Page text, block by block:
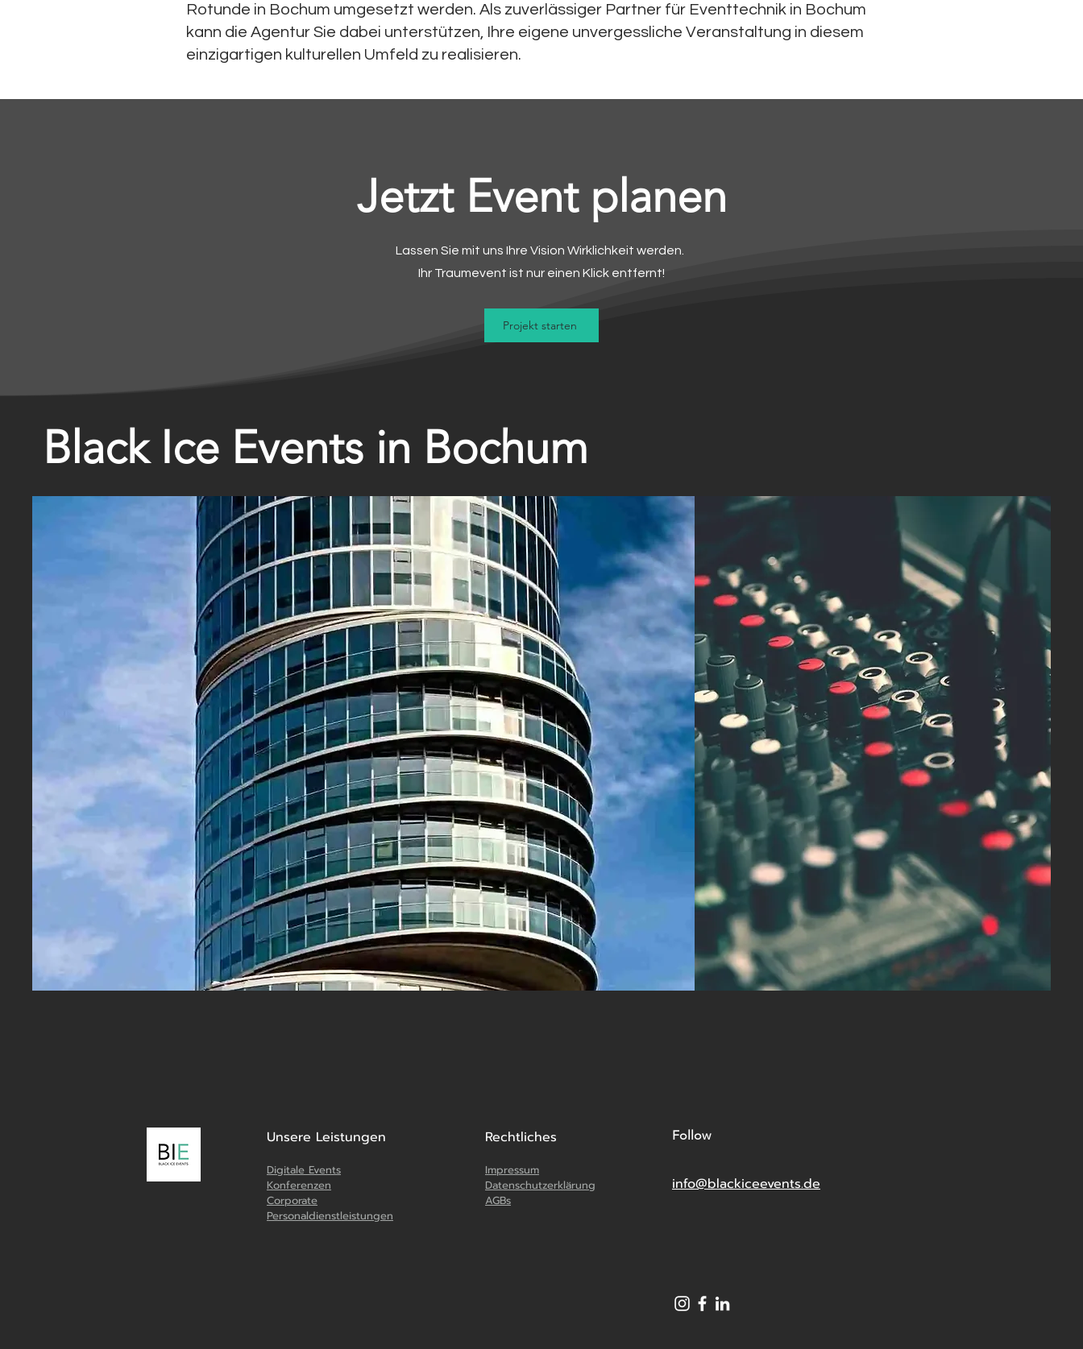
Rotunde in Bochum umgesetzt werden. Als zuverlässiger Partner für Eventtechnik in Bochum
kann die Agentur Sie dabei unterstützen, Ihre eigene unvergessliche Veranstaltung in diesem
einzigartigen kulturellen Umfeld zu realisieren.
Jetzt Event planen
Lassen Sie mit uns Ihre Vision Wirklichkeit werden.
Ihr Traumevent ist nur einen Klick entfernt!
Projekt starten
Black Ice Events in Bochum
Unsere Leistungen
Digitale Events
Konferenzen
Corporate
Personaldienstleistungen
Rechtliches
Impressum
Datenschutzerklärung
AGBs
Follow
info@blackiceevents.de